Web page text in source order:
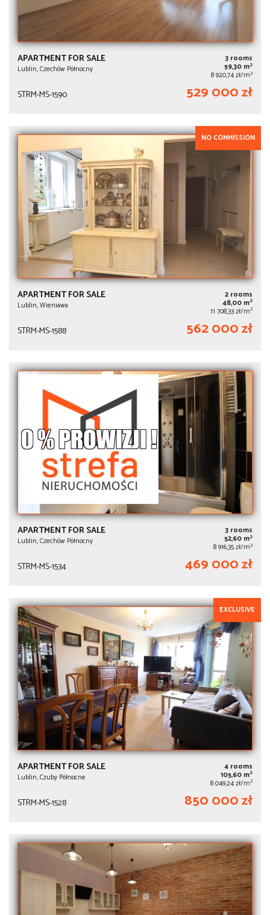
APARTMENT FOR SALE
Lublin, Czechów Północny
3 rooms
59,30 m2
8 920,74 zł/m2
STRM-MS-1590 529 000 zł
NO COMMISSION
APARTMENT FOR SALE
Lublin, Wieniawa
2 rooms
48,00 m2
11 708,33 zł/m2
STRM-MS-1588 562 000 zł
APARTMENT FOR SALE
Lublin, Czechów Północny
3 rooms
52,60 m2
8 916,35 zł/m2
STRM-MS-1534 469 000 zł
EXCLUSIVE
APARTMENT FOR SALE
Lublin, Czuby Północne
4 rooms
105,60 m2
8 049,24 zł/m2
STRM-MS-1528 850 000 zł